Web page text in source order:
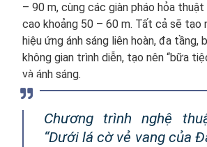
– 90 m, cùng các giàn pháo hỏa
cao khoảng 50 – 60 m. Tất cả sẽ tạo
hiệu ứng ánh sáng liên hoàn, đa tầng,
không gian trình diễn, tạo nên “bữa
và ánh sáng.
Chương trình nghệ
“Dưới lá cờ vẻ vang của